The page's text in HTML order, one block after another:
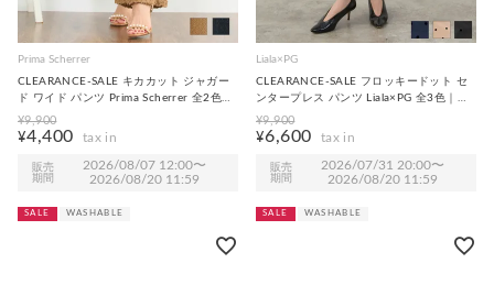
Prima Scherrer
CLEARANCE-SALE キカカット ジャガー
ド ワイド パンツ Prima Scherrer 全2色｜
psc771-0975【1】
¥9,900
¥4,400
販売
期間
2026/08/07 12:00〜
2026/08/20 11:59
SALE WASHABLE
Liala×PG
CLEARANCE-SALE フロッキードット セ
ンタープレス パンツ Liala×PG 全3色｜
lpg731-2165【1】
¥9,900
¥6,600
販売
期間
2026/07/31 20:00〜
2026/08/20 11:59
SALE WASHABLE